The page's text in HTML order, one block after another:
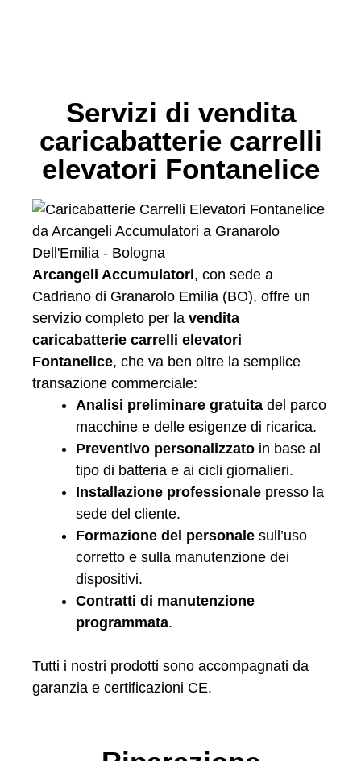
Servizi di vendita
caricabatterie carrelli
elevatori Fontanelice
Arcangeli Accumulatori, con sede a
Cadriano di Granarolo Emilia (BO), offre un
servizio completo per la vendita
caricabatterie carrelli elevatori
Fontanelice, che va ben oltre la semplice
transazione commerciale:
Analisi preliminare gratuita del parco
macchine e delle esigenze di ricarica.
Preventivo personalizzato in base al
tipo di batteria e ai cicli giornalieri.
Installazione professionale presso la
sede del cliente.
Formazione del personale sull’uso
corretto e sulla manutenzione dei
dispositivi.
Contratti di manutenzione
programmata.
Tutti i nostri prodotti sono accompagnati da
garanzia e certificazioni CE.